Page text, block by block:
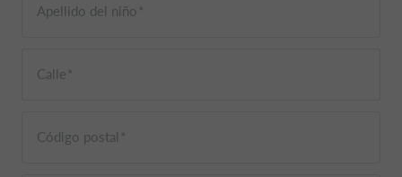
Apellido del niño
Calle
Código postal